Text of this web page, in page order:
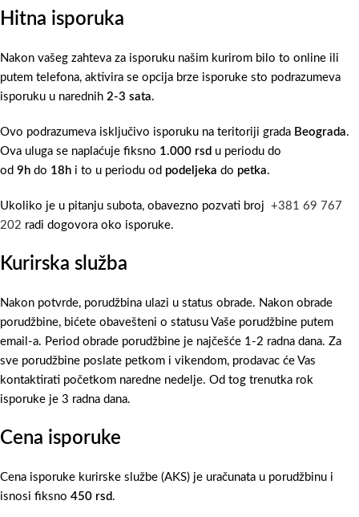
Hitna isporuka
Nakon vašeg zahteva za isporuku našim kurirom bilo to online ili
putem telefona, aktivira se opcija brze isporuke sto podrazumeva
isporuku u narednih 2-3 sata.
Ovo podrazumeva isključivo isporuku na teritoriji grada Beograda.
Ova uluga se naplaćuje fiksno 1.000 rsd u periodu do
od 9h do 18h i to u periodu od podeljeka do petka.
Ukoliko je u pitanju subota, obavezno pozvati broj +381 69 767
202 radi dogovora oko isporuke.
Kurirska služba
Nakon potvrde, porudžbina ulazi u status obrade. Nakon obrade
porudžbine, bićete obavešteni o statusu Vaše porudžbine putem
email-a. Period obrade porudžbine je najčešće 1-2 radna dana. Za
sve porudžbine poslate petkom i vikendom, prodavac će Vas
kontaktirati početkom naredne nedelje. Od tog trenutka rok
isporuke je 3 radna dana.
Cena isporuke
Cena isporuke kurirske službe (AKS) je uračunata u porudžbinu i
isnosi fiksno 450 rsd.